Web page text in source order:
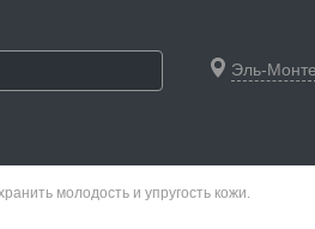
Эль-Монте
молодость и упругость кожи.